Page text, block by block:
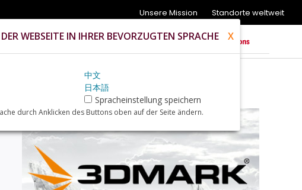
Unsere Mission Standorte weltweit
WEBSEITE IN IHRER BEVORZUGTEN SPRACHE X
中文
日本語
Spracheinstellung speichern
durch Anklicken des Buttons oben auf der Seite ändern.